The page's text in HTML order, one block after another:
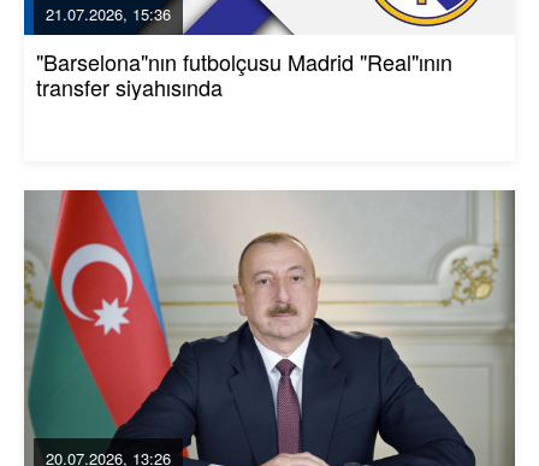
21.07.2026, 15:36
"Barselona"nın futbolçusu Madrid "Real"ının
transfer siyahısında
20.07.2026, 13:26